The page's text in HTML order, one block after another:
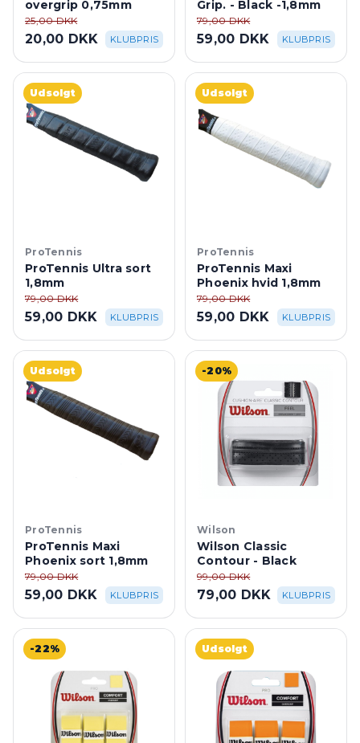
overgrip 0,75mm
25,00 DKK
20,00 DKK KLUBPRIS
Grip. - Black -1,8mm
79,00 DKK
59,00 DKK KLUBPRIS
Udsolgt
ProTennis
ProTennis Ultra sort
1,8mm
79,00 DKK
59,00 DKK KLUBPRIS
Udsolgt
ProTennis
ProTennis Maxi
Phoenix hvid 1,8mm
79,00 DKK
59,00 DKK KLUBPRIS
Udsolgt
ProTennis
ProTennis Maxi
Phoenix sort 1,8mm
79,00 DKK
59,00 DKK KLUBPRIS
-20%
Wilson
Wilson Classic
Contour - Black
99,00 DKK
79,00 DKK KLUBPRIS
-22% Udsolgt